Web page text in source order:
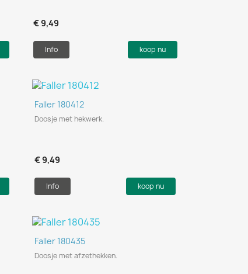
€ 9,49
Info koop nu
Snel bekijken
Faller 180412
Doosje met hekwerk.
€ 9,49
Info koop nu
Snel bekijken
Faller 180435
Doosje met afzethekken.